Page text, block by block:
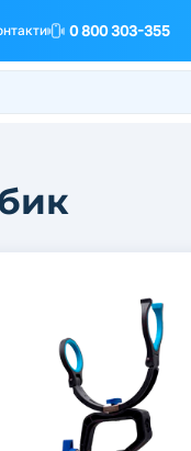
0 800 303-355